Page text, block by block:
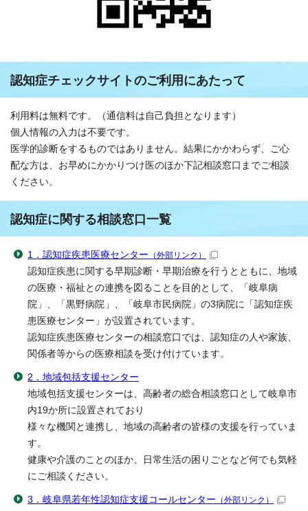
認知症チェックサイトのご利用にあたって
利用料は無料です。（通信料は自己負担となります）
個人情報の入力は不要です。
医学的診断をするものではありません。結果にかかわらず、ご心
配な方は、お早めにかかりつけ医のほか下記相談窓口までご相談
ください。
認知症に関する相談窓口一覧
1．認知症疾患医療センター （外部リンク）
認知症疾患に関する早期診断・早期治療を行うとともに、地域
の医療・福祉との連携を図ることを目的として、「岐阜病
院」、「黒野病院」、「岐阜市民病院」の3病院に「認知症疾
患医療センター」が設置されています。
認知症疾患医療センターの相談窓口では、認知症の人や家族、
関係者等からの医療相談を受け付けています。
2．地域包括支援センター
地域包括支援センターは、高齢者の総合相談窓口として岐阜市
内19か所に設置されており
様々な機関と連携し、地域の高齢者の皆様の支援を行っていま
す。
健康や介護のことのほか、日常生活の困りごとなど何でも気軽
にご相談ください。
3．岐阜県若年性認知症支援コールセンター （外部リンク）